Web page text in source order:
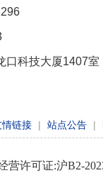
口科技大厦1407室
情链接 | 站点公告 |
许可证:沪B2-